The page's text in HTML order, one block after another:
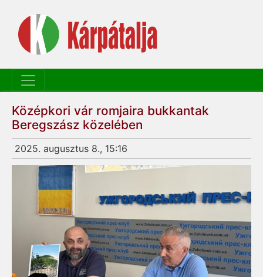
Középkori vár romjaira bukkantak
Beregszász közelében
2025. augusztus 8., 15:16